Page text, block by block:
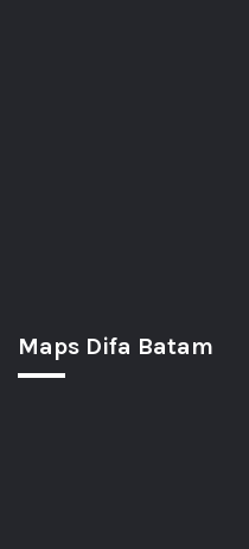
Maps Difa Batam